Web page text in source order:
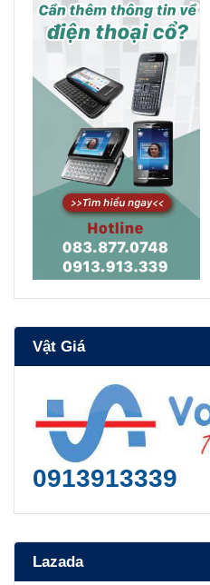
Vật Giá
0913913339
Lazada